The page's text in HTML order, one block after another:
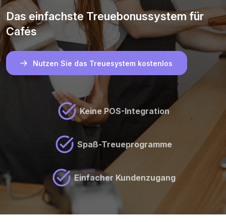
Das einfachste Treuebonussystem für
Cafés
Nutzen Sie das Treuesystem kostenlos
Keine POS-Integration
Spaß-Treueprogramme
Einfacher Kundenzugang